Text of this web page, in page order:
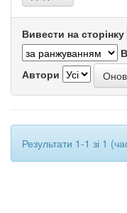
Вивести на сторінку
Автори
Результати 1-1 зі 1